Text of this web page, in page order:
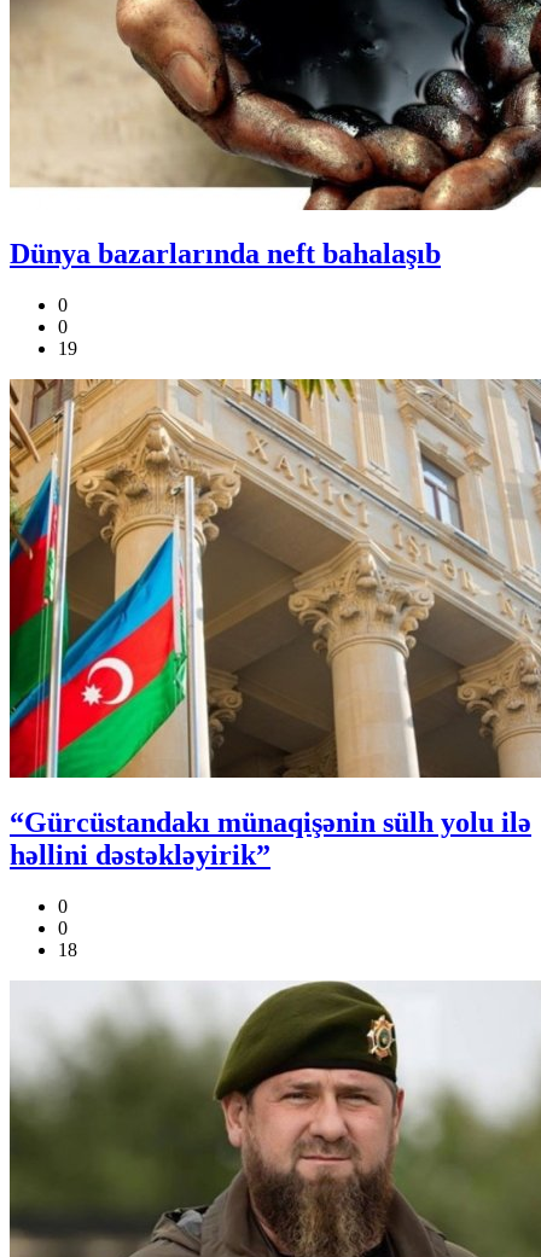
Dünya bazarlarında neft bahalaşıb
0
0
19
“Gürcüstandakı münaqişənin sülh yolu ilə
həllini dəstəkləyirik”
0
0
18